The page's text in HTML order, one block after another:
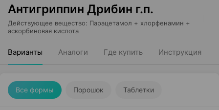
Антигриппин Дрибин г.п.
Действующее вещество: Парацетамол + хлорфенамин +
аскорбиновая кислота
Варианты Аналоги Где купить Инструкция
Все формы Порошок Таблетки